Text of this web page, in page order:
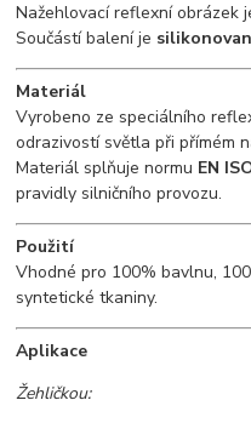
Nažehlovací reflexní obrázek
Součástí balení je
Materiál
Vyrobeno ze speciálního
odrazivostí světla při přímém
Materiál splňuje normu EN
pravidly silničního provozu.
Použití
Vhodné pro 100% bavlnu,
syntetické tkaniny.
Aplikace
Žehličkou: